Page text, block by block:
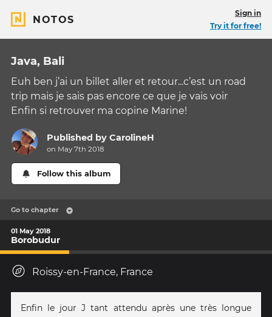
NOTOS
Sign in
Try it for free!
Java, Bali
Euh ben j’ai un billet aller et retour...c’est un road
trip mais je sais pas encore ce que je vais voir
Enfin si retrouver ma copine Marine!
Published byCarolineH
on May 7th 2018
Follow this album
Go to chapter
01 May 2018
Borobudur
Roissy-en-France, France
Enfin le jour J tant attendu après une très longue